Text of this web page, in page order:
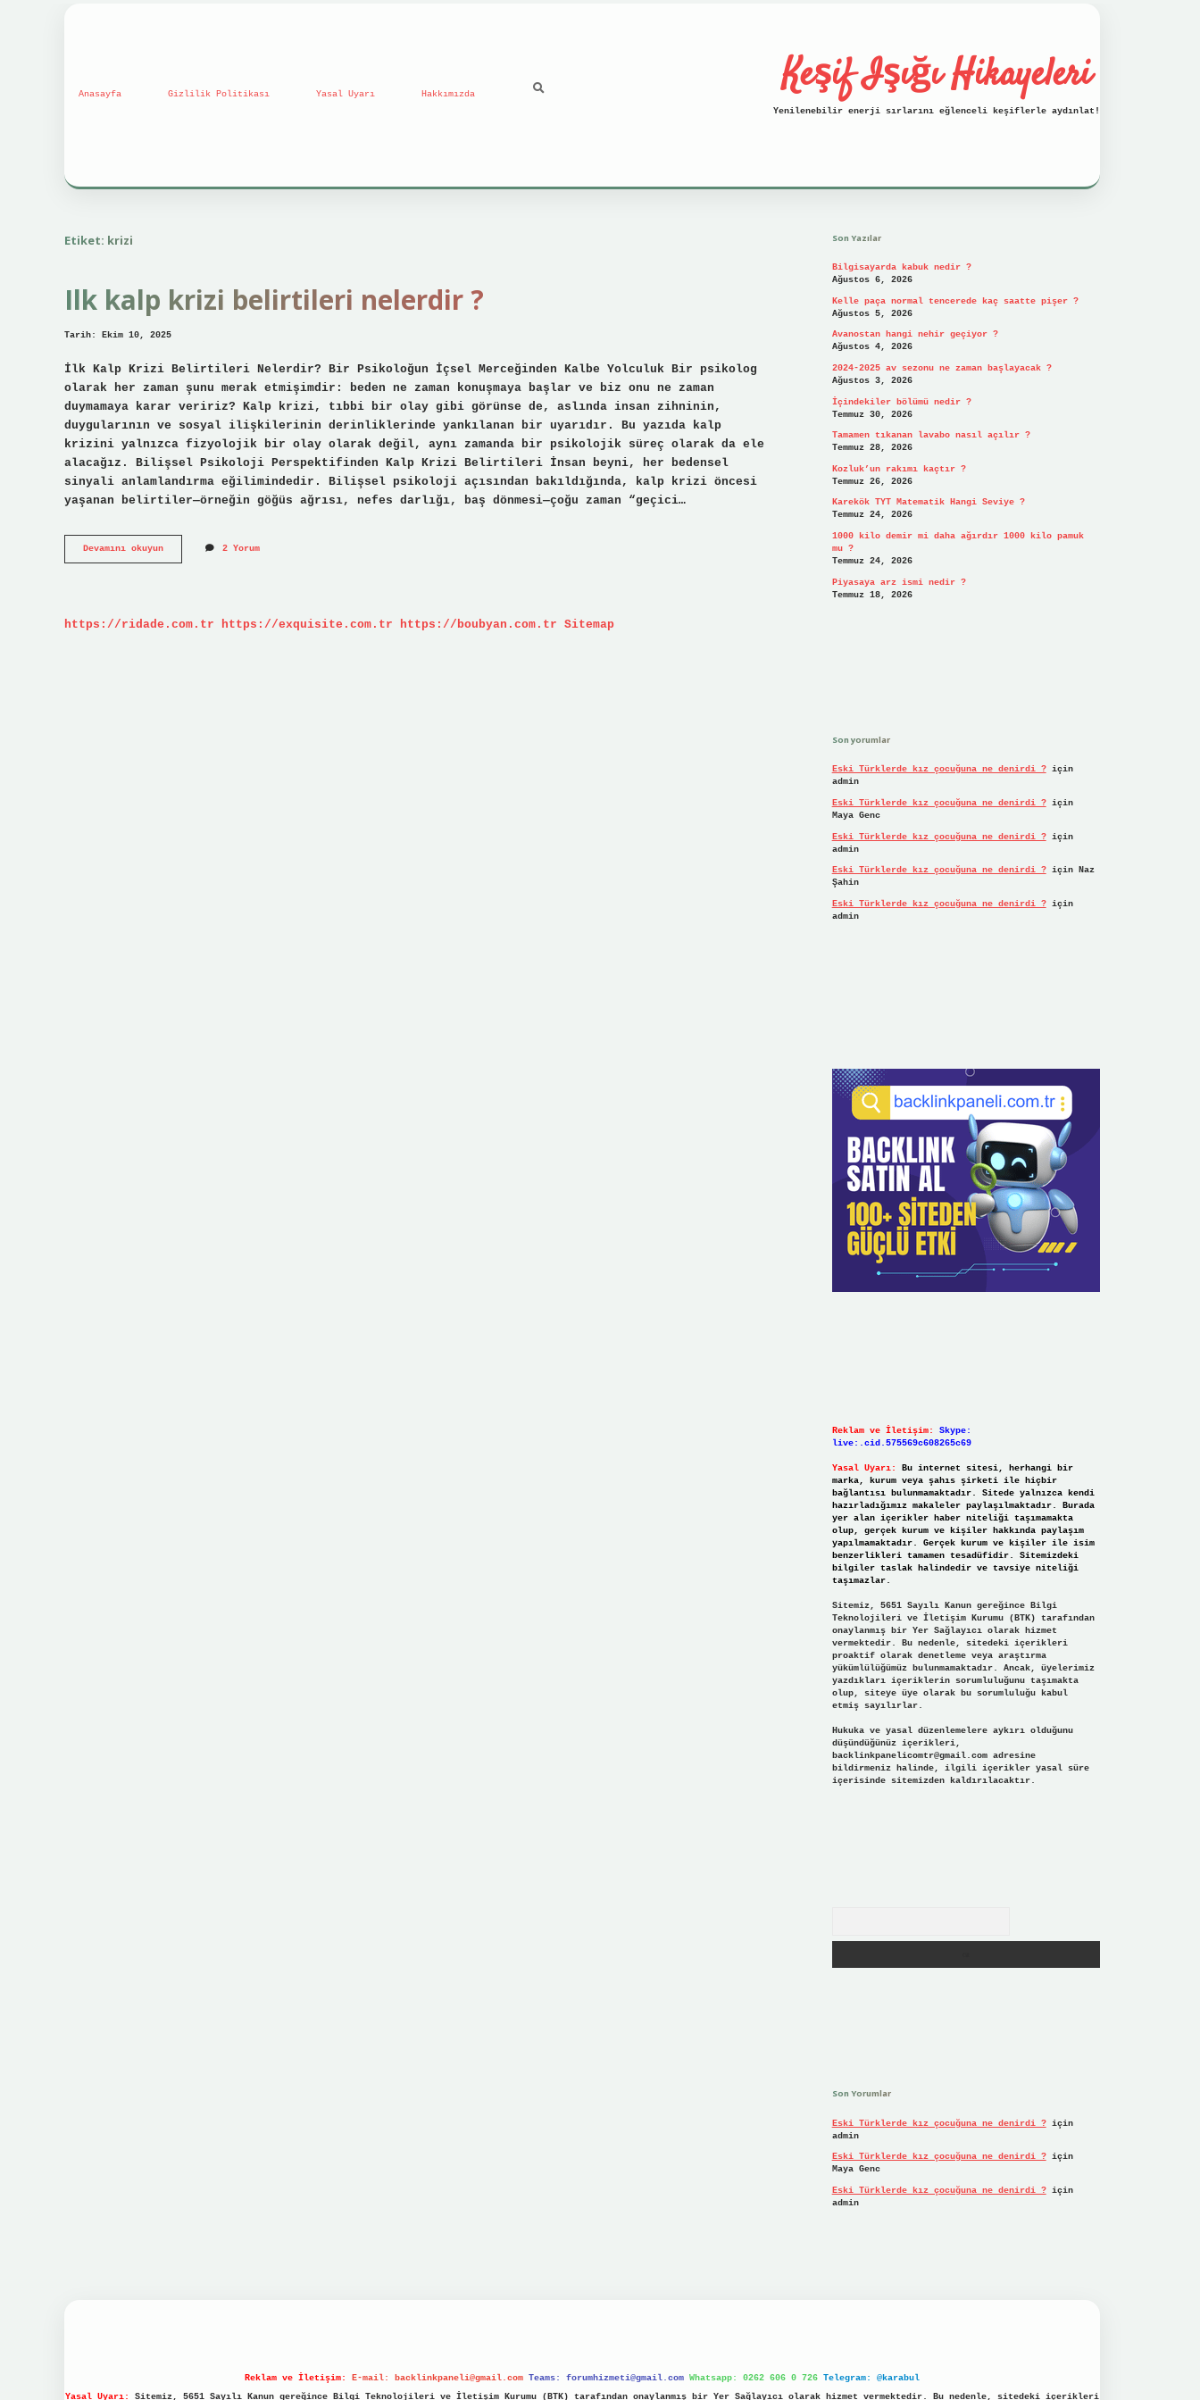
Anasayfa Gizlilik Politikası Yasal Uyarı Hakkımızda Keşif Işığı Hikayeleri
Yenilenebilir enerji sırlarını eğlenceli keşiflerle aydınlat!
Etiket: krizi
Ilk kalp krizi belirtileri nelerdir ?
Tarih: Ekim 10, 2025
İlk Kalp Krizi Belirtileri Nelerdir? Bir Psikoloğun İçsel Merceğinden Kalbe Yolculuk Bir psikolog
olarak her zaman şunu merak etmişimdir: beden ne zaman konuşmaya başlar ve biz onu ne zaman
duymamaya karar veririz? Kalp krizi, tıbbi bir olay gibi görünse de, aslında insan zihninin,
duygularının ve sosyal ilişkilerinin derinliklerinde yankılanan bir uyarıdır. Bu yazıda kalp
krizini yalnızca fizyolojik bir olay olarak değil, aynı zamanda bir psikolojik süreç olarak da ele
alacağız. Bilişsel Psikoloji Perspektifinden Kalp Krizi Belirtileri İnsan beyni, her bedensel
sinyali anlamlandırma eğilimindedir. Bilişsel psikoloji açısından bakıldığında, kalp krizi öncesi
yaşanan belirtiler—örneğin göğüs ağrısı, nefes darlığı, baş dönmesi—çoğu zaman “geçici…
Devamını okuyunIlk
kalp
2 Yorum
https://ridade.com.tr https://exquisite.com.tr https://boubyan.com.tr Sitemap
Son Yazılar
Bilgisayarda kabuk nedir ?
Ağustos 6, 2026
Kelle paça normal tencerede kaç saatte pişer ?
Ağustos 5, 2026
Avanostan hangi nehir geçiyor ?
Ağustos 4, 2026
2024-2025 av sezonu ne zaman başlayacak ?
Ağustos 3, 2026
İçindekiler bölümü nedir ?
Temmuz 30, 2026
Tamamen tıkanan lavabo nasıl açılır ?
Temmuz 28, 2026
Kozluk’un rakımı kaçtır ?
Temmuz 26, 2026
Karekök TYT Matematik Hangi Seviye ?
Temmuz 24, 2026
1000 kilo demir mi daha ağırdır 1000 kilo pamuk
mu ?
Temmuz 24, 2026
Piyasaya arz ismi nedir ?
Temmuz 18, 2026
Son yorumlar
Eski Türklerde kız çocuğuna ne denirdi ?için
admin
Eski Türklerde kız çocuğuna ne denirdi ?için
Maya Genc
Eski Türklerde kız çocuğuna ne denirdi ?için
admin
Eski Türklerde kız çocuğuna ne denirdi ?için Naz
Şahin
Eski Türklerde kız çocuğuna ne denirdi ?için
admin
Reklam ve İletişim:
Skype:
live:.cid.575569c608265c69
Yasal Uyarı:
Bu internet sitesi, herhangi bir
marka, kurum veya şahıs şirketi ile hiçbir
bağlantısı bulunmamaktadır. Sitede yalnızca kendi
hazırladığımız makaleler paylaşılmaktadır. Burada
yer alan içerikler haber niteliği taşımamakta
olup, gerçek kurum ve kişiler hakkında paylaşım
yapılmamaktadır. Gerçek kurum ve kişiler ile isim
benzerlikleri tamamen tesadüfidir. Sitemizdeki
bilgiler taslak halindedir ve tavsiye niteliği
taşımazlar.
Sitemiz, 5651 Sayılı Kanun gereğince Bilgi
Teknolojileri ve İletişim Kurumu (BTK) tarafından
onaylanmış bir Yer Sağlayıcı olarak hizmet
vermektedir. Bu nedenle, sitedeki içerikleri
proaktif olarak denetleme veya araştırma
yükümlülüğümüz bulunmamaktadır. Ancak, üyelerimiz
yazdıkları içeriklerin sorumluluğunu taşımakta
olup, siteye üye olarak bu sorumluluğu kabul
etmiş sayılırlar.
Hukuka ve yasal düzenlemelere aykırı olduğunu
düşündüğünüz içerikleri,
backlinkpanelicomtr@gmail.comadresine
bildirmeniz halinde, ilgili içerikler yasal süre
içerisinde sitemizden kaldırılacaktır.
Son Yorumlar
Eski Türklerde kız çocuğuna ne denirdi ?için
admin
Eski Türklerde kız çocuğuna ne denirdi ?için
Maya Genc
Eski Türklerde kız çocuğuna ne denirdi ?için
admin
Reklam ve İletişim: E-mail: backlinkpaneli@gmail.com Teams: forumhizmeti@gmail.com Whatsapp: 0262 606 0 726
Telegram: @karabul
Yasal Uyarı:
Sitemiz, 5651 Sayılı Kanun gereğince Bilgi Teknolojileri ve İletişim Kurumu (BTK) tarafından onaylanmış bir Yer Sağlayıcı olarak hizmet vermektedir. Bu nedenle, sitedeki içerikleri